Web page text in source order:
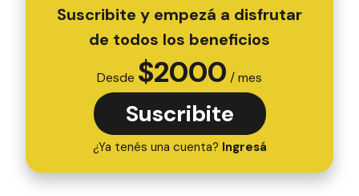
Suscribite y empezá a disfrutar
de todos los beneficios
Desde $2000 / mes
Suscribite
¿Ya tenés una cuenta? Ingresá